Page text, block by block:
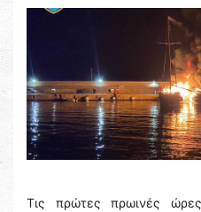
Τις πρώτες πρωινές